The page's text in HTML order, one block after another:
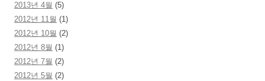
2013년 4월 (5)
2012년 11월 (1)
2012년 10월 (2)
2012년 8월 (1)
2012년 7월 (2)
2012년 5월 (2)